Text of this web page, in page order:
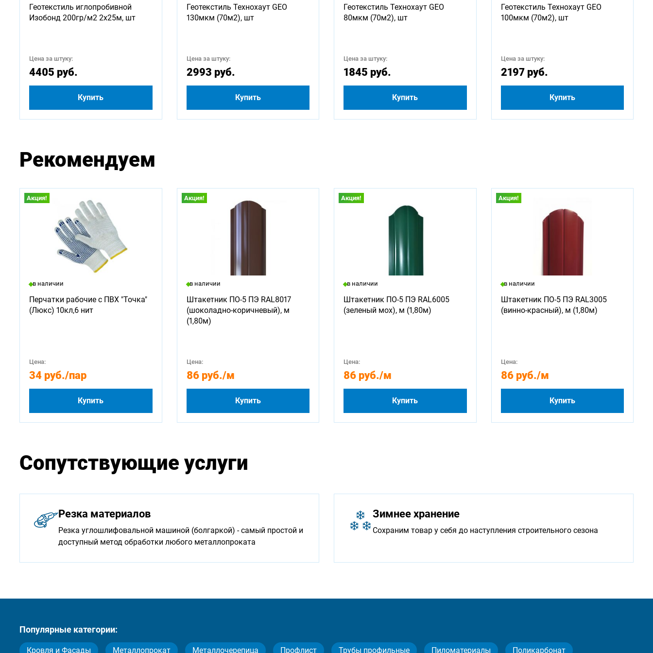
750 1250 1750 1800 2000
4500 4750 5500 5750
Геотекстиль иглопробивной
Изобонд 200гр/м2 2х25м, шт
Цена за штуку:
4405 руб.
Купить
Геотекстиль Технохаут GEO
130мкм (70м2), шт
Цена за штуку:
2993 руб.
Купить
Геотекстиль Технохаут GEO
80мкм (70м2), шт
Цена за штуку:
1845 руб.
Купить
Геотекстиль Технохаут GEO
100мкм (70м2), шт
Цена за штуку:
2197 руб.
Купить
Рекомендуем
Акция!
в наличии
Перчатки рабочие с ПВХ "Точка"
(Люкс) 10кл,6 нит
Цена:
34 руб./пар
Купить
Акция!
в наличии
Штакетник ПО-5 ПЭ RAL8017
(шоколадно-коричневый), м
(1,80м)
Цена:
86 руб./м
Купить
Акция!
в наличии
Штакетник ПО-5 ПЭ RAL6005
(зеленый мох), м (1,80м)
Цена:
86 руб./м
Купить
Акция!
в наличии
Штакетник ПО-5 ПЭ RAL3005
(винно-красный), м (1,80м)
Цена:
86 руб./м
Купить
Сопутствующие услуги
Резка материалов
Резка углошлифовальной машиной (болгаркой) - самый простой и
доступный метод обработки любого металлопроката
Зимнее хранение
Сохраним товар у себя до наступления строительного сезона
Популярные категории:
Кровля и Фасады Металлопрокат Металлочерепица Профлист Трубы профильные Пиломатериалы Поликарбонат